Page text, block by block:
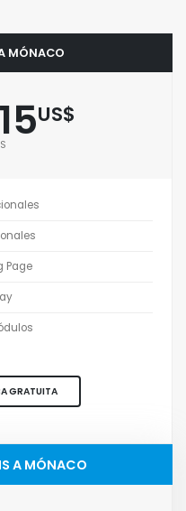
MÓNACO
US$
Page
GRATUITA
A MÓNACO